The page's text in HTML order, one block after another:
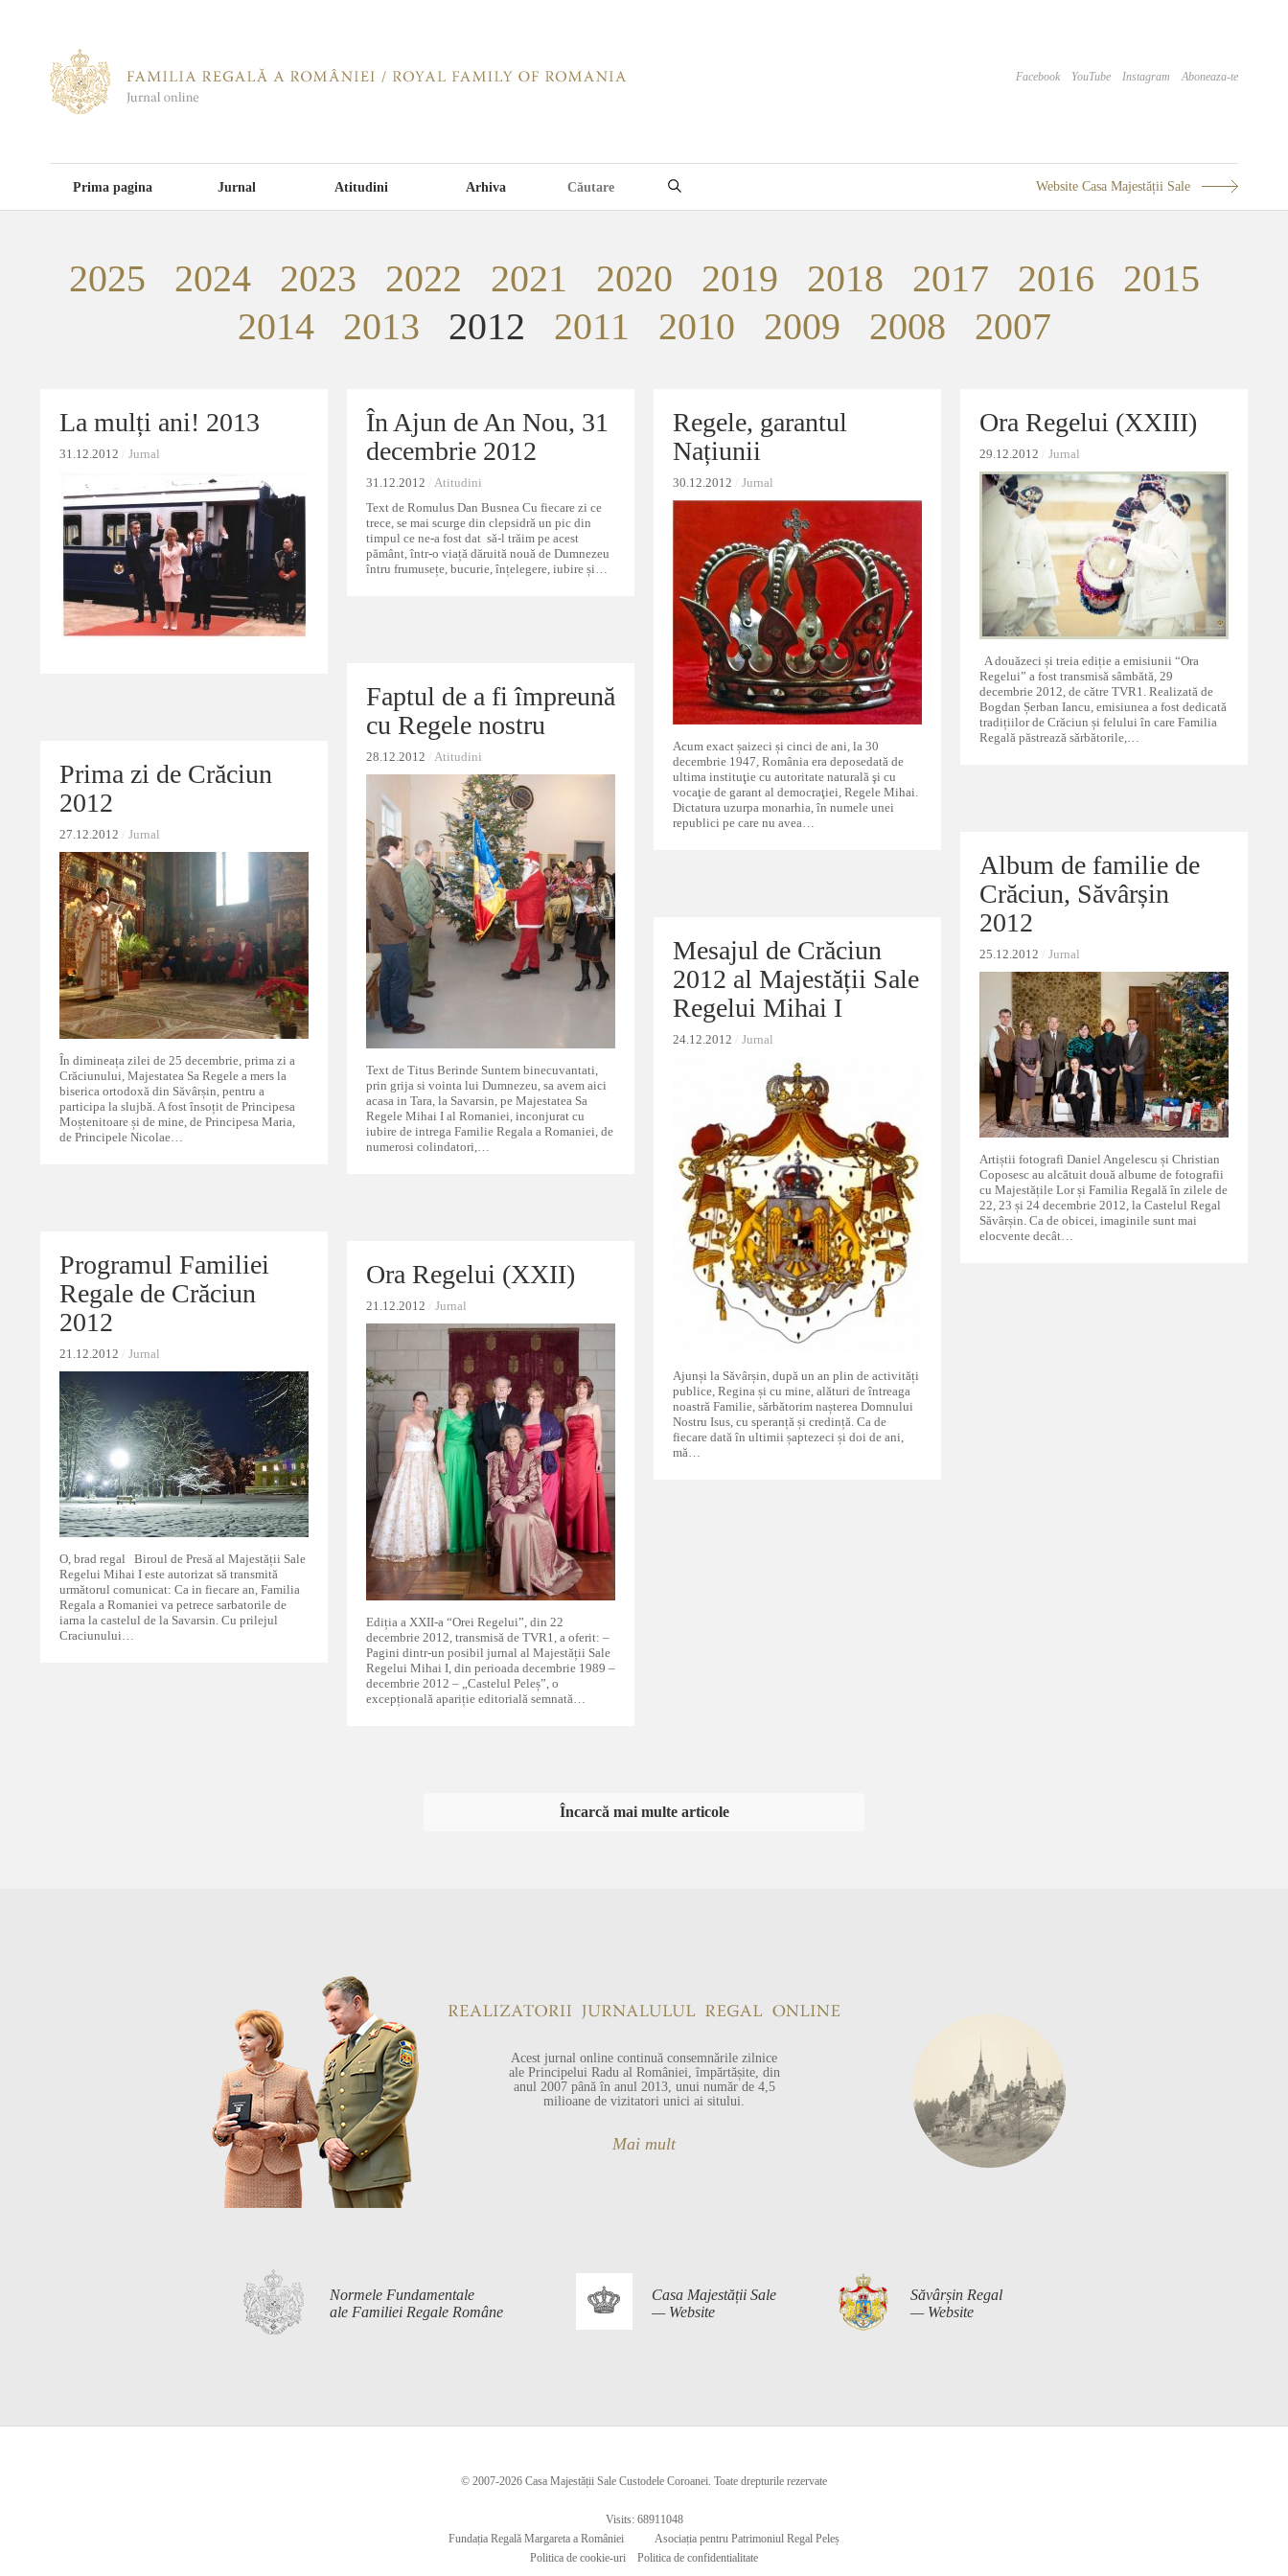
Facebook YouTube Instagram Aboneaza-te
Prima pagina Jurnal Atitudini Arhiva Website Casa Majestății Sale
2025 2024 2023 2022 2021 2020 2019 2018 2017 2016
2015
2014
2013 2012 2011 2010 2009 2008 2007
La mulți ani! 2013
31.12.2012 Jurnal
La mulți ani! 2013
31.12.2012 Jurnal
În Ajun de An Nou, 31
decembrie 2012
31.12.2012
Atitudini
Text de Romulus Dan Busnea Cu fiecare zi ce
trece, se mai scurge din clepsidră un pic din
timpul ce ne-a fost dat să-l trăim pe acest
pământ, într-o viață dăruită nouă de Dumnezeu
întru frumusețe, bucurie, înțelegere, iubire și…
În Ajun de An Nou, 31
decembrie 2012
31.12.2012 Atitudini
Regele, garantul
Națiunii
30.12.2012 Jurnal
Acum exact șaizeci și cinci de ani, la 30
decembrie 1947, România era deposedată de
ultima instituţie cu autoritate naturală şi cu
vocaţie de garant al democraţiei, Regele Mihai.
Dictatura uzurpa monarhia, în numele unei
republici pe care nu avea…
Regele, garantul
Națiunii
30.12.2012 Jurnal
Ora Regelui (XXIII)
29.12.2012 Jurnal
A douăzeci și treia ediție a emisiunii “Ora
Regelui” a fost transmisă sâmbătă, 29
decembrie 2012, de către TVR1. Realizată de
Bogdan Șerban Iancu, emisiunea a fost dedicată
tradițiilor de Crăciun și felului în care Familia
Regală păstrează sărbătorile,…
Ora Regelui (XXIII)
29.12.2012 Jurnal
Faptul de a fi împreună
cu Regele nostru
28.12.2012 Atitudini
Text de Titus Berinde Suntem binecuvantati,
prin grija si vointa lui Dumnezeu, sa avem aici
acasa in Tara, la Savarsin, pe Majestatea Sa
Regele Mihai I al Romaniei, inconjurat cu
iubire de intrega Familie Regala a Romaniei, de
numerosi colindatori,…
Faptul de a fi împreună
cu Regele nostru
28.12.2012 Atitudini
Prima zi de Crăciun
2012
27.12.2012 Jurnal
În dimineața zilei de 25 decembrie, prima zi a
Crăciunului, Majestatea Sa Regele a mers la
biserica ortodoxă din Săvârșin, pentru a
participa la slujbă. A fost însoțit de Principesa
Moștenitoare și de mine, de Principesa Maria,
de Principele Nicolae…
Prima zi de Crăciun
2012
27.12.2012 Jurnal
Album de familie de
Crăciun, Săvârșin
2012
25.12.2012 Jurnal
Artiștii fotografi Daniel Angelescu și Christian
Coposesc au alcătuit două albume de fotografii
cu Majestățile Lor și Familia Regală în zilele de
22, 23 și 24 decembrie 2012, la Castelul Regal
Săvârșin. Ca de obicei, imaginile sunt mai
elocvente decât…
Album de familie de
Crăciun, Săvârșin
2012
25.12.2012 Jurnal
Mesajul de Crăciun
2012 al Majestății Sale
Regelui Mihai I
24.12.2012 Jurnal
Ajunși la Săvârșin, după un an plin de activități
publice, Regina și cu mine, alături de întreaga
noastră Familie, sărbătorim nașterea Domnului
Nostru Isus, cu speranță și credință. Ca de
fiecare dată în ultimii șaptezeci și doi de ani,
mă…
Mesajul de Crăciun
2012 al Majestății Sale
Regelui Mihai I
24.12.2012 Jurnal
Programul Familiei
Regale de Crăciun
2012
21.12.2012 Jurnal
O, brad regal Biroul de Presă al Majestății Sale
Regelui Mihai I este autorizat să transmită
următorul comunicat: Ca in fiecare an, Familia
Regala a Romaniei va petrece sarbatorile de
iarna la castelul de la Savarsin. Cu prilejul
Craciunului…
Programul Familiei
Regale de Crăciun
2012
21.12.2012 Jurnal
Ora Regelui (XXII)
21.12.2012 Jurnal
Ediția a XXII-a “Orei Regelui”, din 22
decembrie 2012, transmisă de TVR1, a oferit: –
Pagini dintr-un posibil jurnal al Majestății Sale
Regelui Mihai I, din perioada decembrie 1989 –
decembrie 2012 – „Castelul Peleș”, o
excepțională apariție editorială semnată…
Ora Regelui (XXII)
21.12.2012 Jurnal
Încarcă mai multe articole
Acest jurnal online continuă consemnările zilnice
ale Principelui Radu al României, împărtășite, din
anul 2007 până în anul 2013, unui număr de 4,5
milioane de vizitatori unici ai sitului.
Mai mult
Normele Fundamentale
ale Familiei Regale Române
Casa Majestății Sale
— Website
Săvârșin Regal
— Website
© 2007-2026 Casa Majestății Sale Custodele Coroanei. Toate drepturile rezervate
Visits: 68911048
Fundația Regală Margareta a României
Asociația pentru Patrimoniul Regal Peleș
Politica de cookie-uri
Politica de confidentialitate